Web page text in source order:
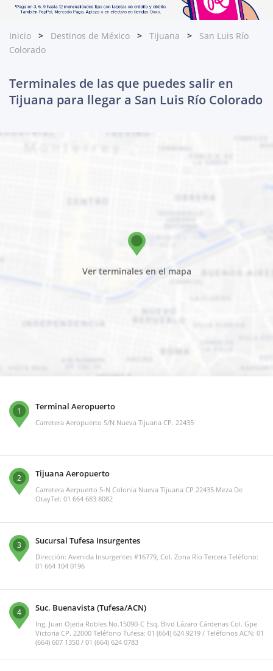
Inicio Destinos de México Tijuana
San Luis Río
Colorado
Terminales de las que puedes salir en
Tijuana para llegar a San Luis Río Colorado
Ver terminales en el mapa
1 Terminal Aeropuerto
Carretera Aeropuerto S/N Nueva Tijuana CP. 22435
2 Tijuana Aeropuerto
Carretera Aerpuerto S-N Colonia Nueva Tijuana CP 22435 Meza De
OtayTel: 01 664 683 8082
3 Sucursal Tufesa Insurgentes
Dirección: Avenida Insurgentes #16779, Col. Zona Río Tercera Teléfono:
01 664 104 0196
4 Suc. Buenavista (Tufesa/ACN)
Ing. Juan Ojeda Robles No.15090-C Esq. Blvd Lázaro Cárdenas Col. Gpe
Victoria CP. 22000 Teléfono Tufesa: 01 (664) 624 9219 / Teléfonos ACN: 01
(664) 607 1350 / 01 (664) 624 0783